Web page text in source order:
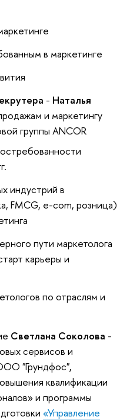
в маркетинге
- Наталья
и маркетингу
группы ANCOR
индустрий в
FMCG, e-com, розница)
пути маркетолога
карьеры и
по отраслям и
Светлана Соколова -
сервисов и
"Грундфос",
квалификации
и программы
«Управление